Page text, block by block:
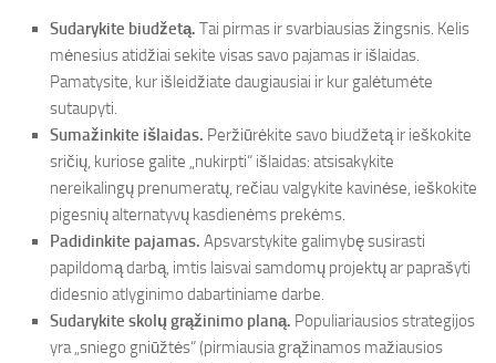
Sudarykite biudžetą. Tai pirmas ir svarbiausias žingsnis. Kelis
mėnesius atidžiai sekite visas savo pajamas ir išlaidas.
Pamatysite, kur išleidžiate daugiausiai ir kur galėtumėte
sutaupyti.
Sumažinkite išlaidas. Peržiūrėkite savo biudžetą ir ieškokite
sričių, kuriose galite „nukirpti“ išlaidas: atsisakykite
nereikalingų prenumeratų, rečiau valgykite kavinėse, ieškokite
pigesnių alternatyvų kasdienėms prekėms.
Padidinkite pajamas. Apsvarstykite galimybę susirasti
papildomą darbą, imtis laisvai samdomų projektų ar paprašyti
didesnio atlyginimo dabartiniame darbe.
Sudarykite skolų grąžinimo planą. Populiariausios strategijos
yra „sniego gniūžtės“ (pirmiausia grąžinamos mažiausios